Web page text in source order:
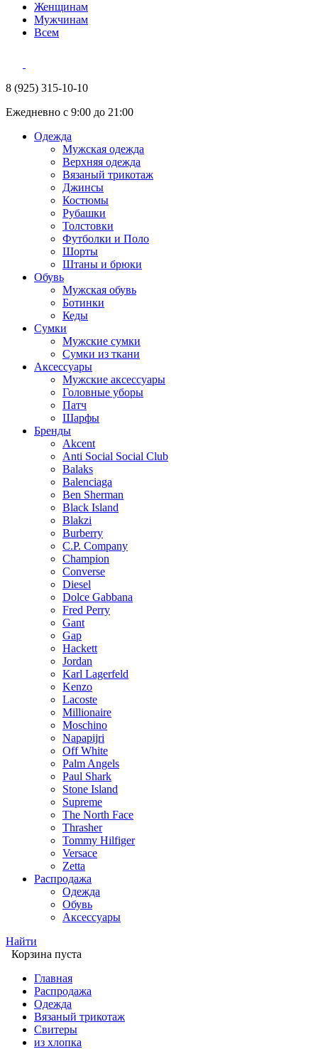
Женщинам
Мужчинам
Всем
8 (925) 315-10-10
Ежедневно с 9:00 до 21:00
Одежда
Мужская одежда
Верхняя одежда
Вязаный трикотаж
Джинсы
Костюмы
Рубашки
Толстовки
Футболки и Поло
Шорты
Штаны и брюки
Обувь
Мужская обувь
Ботинки
Кеды
Сумки
Мужские сумки
Сумки из ткани
Аксессуары
Мужские аксессуары
Головные уборы
Патч
Шарфы
Бренды
Akcent
Anti Social Social Club
Balaks
Balenciaga
Ben Sherman
Black Island
Blakzi
Burberry
C.P. Company
Champion
Converse
Diesel
Dolce Gabbana
Fred Perry
Gant
Gap
Hackett
Jordan
Karl Lagerfeld
Kenzo
Lacoste
Millionaire
Moschino
Napapijri
Off White
Palm Angels
Paul Shark
Stone Island
Supreme
The North Face
Thrasher
Tommy Hilfiger
Versace
Zetta
Распродажа
Одежда
Обувь
Аксессуары
Найти
Корзина пуста
Главная
Распродажа
Одежда
Вязаный трикотаж
Свитеры
из хлопка